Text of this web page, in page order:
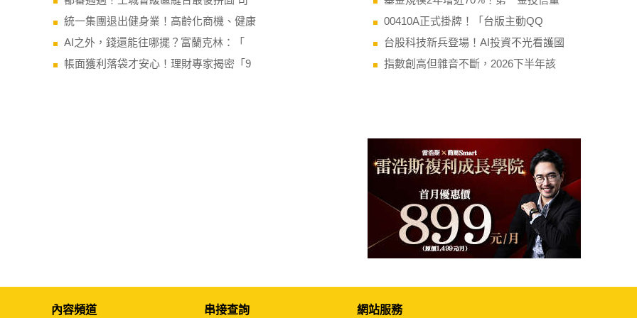
統一集團退出健身業！高齡化商機、健康
AI之外，錢還能往哪擺？富蘭克林：「
帳面獲利落袋才安心！理財專家揭密「9
00410A正式掛牌！「台版主動QQ
台股科技新兵登場！AI投資不光看護國
指數創高但雜音不斷，2026下半年該
內容頻道 串接查詢 網站服務